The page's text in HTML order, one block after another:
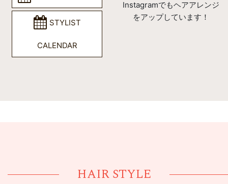
STYLIST
CALENDAR
Instagramでもヘアアレンジ
をアップしています！
HAIR STYLE